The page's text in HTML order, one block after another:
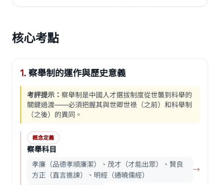
核心考點
1. 察舉制的運作與歷史意義
考評提示： 察舉制是中國人才選拔制度從世襲到科舉的
關鍵過渡——必須把握其與世卿世祿（之前）和科舉制
（之後）的異同。
概念定義
察舉科目
孝廉（品德孝順廉潔）、茂才（才能出眾）、賢良
方正（直言進諫）、明經（通曉儒經）
→